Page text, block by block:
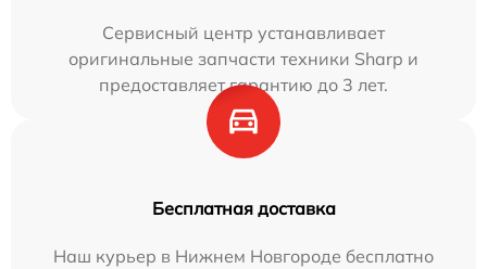
Сервисный центр устанавливает
оригинальные запчасти техники Sharp и
предоставляет гарантию до 3 лет.
Бесплатная доставка
Наш курьер в Нижнем Новгороде бесплатно